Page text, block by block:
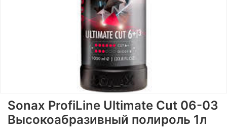
Sonax ProfiLine Ultimate Cut 06-03
Высокоабразивный полироль 1л